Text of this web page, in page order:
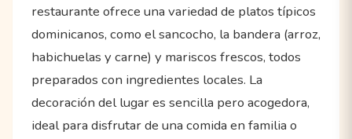
restaurante ofrece una variedad de platos típicos
dominicanos, como el sancocho, la bandera (arroz,
habichuelas y carne) y mariscos frescos, todos
preparados con ingredientes locales. La
decoración del lugar es sencilla pero acogedora,
ideal para disfrutar de una comida en familia o